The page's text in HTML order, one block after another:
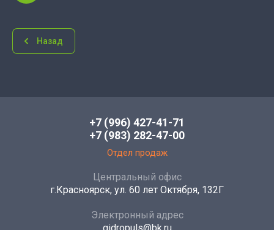
Назад
+7 (996) 427-41-71
+7 (983) 282-47-00
Отдел продаж
Центральный офис
г.Красноярск, ул. 60 лет Октября, 132Г
Электронный адрес